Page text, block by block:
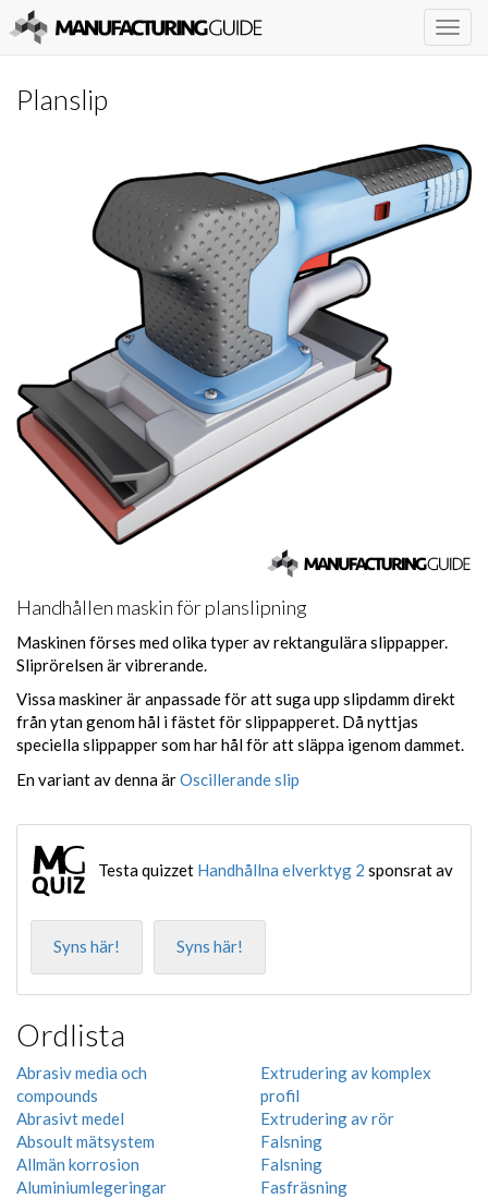
Planslip
Handhållen maskin för planslipning
Maskinen förses med olika typer av rektangulära slippapper.
Sliprörelsen är vibrerande.
Vissa maskiner är anpassade för att suga upp slipdamm direkt
från ytan genom hål i fästet för slippapperet. Då nyttjas
speciella slippapper som har hål för att släppa igenom dammet.
En variant av denna ärOscillerande slip
Testa quizzet Handhållna elverktyg 2 sponsrat av
Syns här! Syns här!
Ordlista
Abrasiv media och
compounds
Abrasivt medel
Absoult mätsystem
Allmän korrosion
Aluminiumlegeringar
Extrudering av komplex
profil
Extrudering av rör
Falsning
Falsning
Fasfräsning